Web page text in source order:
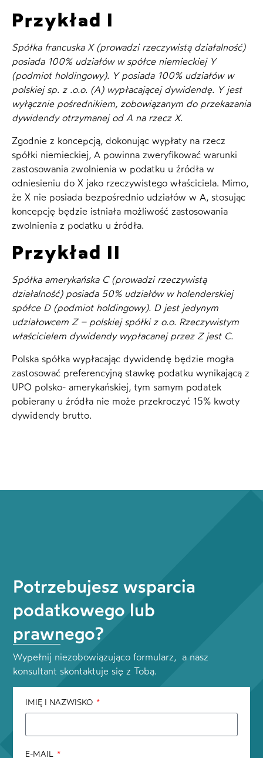
Przykład I
Spółka francuska X (prowadzi rzeczywistą działalność)
posiada 100% udziałów w spółce niemieckiej Y
(podmiot holdingowy). Y posiada 100% udziałów w
polskiej sp. z .o.o. (A) wypłacającej dywidendę. Y jest
wyłącznie pośrednikiem, zobowiązanym do przekazania
dywidendy otrzymanej od A na rzecz X.
Zgodnie z koncepcją, dokonując wypłaty na rzecz
spółki niemieckiej, A powinna zweryfikować warunki
zastosowania zwolnienia w podatku u źródła w
odniesieniu do X jako rzeczywistego właściciela. Mimo,
że X nie posiada bezpośrednio udziałów w A, stosując
koncepcję będzie istniała możliwość zastosowania
zwolnienia z podatku u źródła.
Przykład II
Spółka amerykańska C (prowadzi rzeczywistą
działalność) posiada 50% udziałów w holenderskiej
spółce D (podmiot holdingowy). D jest jedynym
udziałowcem Z – polskiej spółki z o.o. Rzeczywistym
właścicielem dywidendy wypłacanej przez Z jest C.
Polska spółka wypłacając dywidendę będzie mogła
zastosować preferencyjną stawkę podatku wynikającą z
UPO polsko- amerykańskiej, tym samym podatek
pobierany u źródła nie może przekroczyć 15% kwoty
dywidendy brutto.
Potrzebujesz wsparcia
podatkowego lub
prawnego?
Wypełnij niezobowiązująco formularz, a nasz
konsultant skontaktuje się z Tobą.
IMIĘ I NAZWISKO
E-MAIL